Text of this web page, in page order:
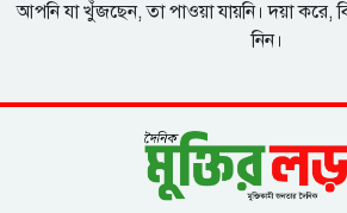
আপনি যা খুঁজছেন, তা পাওয়া যায়নি। দয়া করে,
নিন।